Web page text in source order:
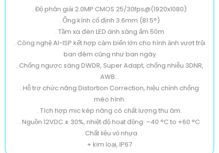
. Độ phân giải 2.0MP CMOS 25/30fps@(1920x1080)
. Ống kính cố định 3.6mm (81.5°)
. Tầm xa đèn LED ánh sáng ấm 50m
. Công nghệ AI-ISP kết hợp cảm biến lớn cho hình ảnh vượt trội
ban đêm cũng như ban ngày
. Chống ngược sáng DWDR, Super Adapt, chống nhiễu 3DNR,
AWB...
. Hỗ trợ chức năng Distortion Correction, hiệu chỉnh chống
méo hình.
. Tích hợp mic kép nâng có chất lượng thu âm.
. Nguồn 12VDC ± 30%, nhiệt độ hoạt động: –40 °C to +60 °C
. Chất liệu vỏ nhựa
+ kim loại, IP67